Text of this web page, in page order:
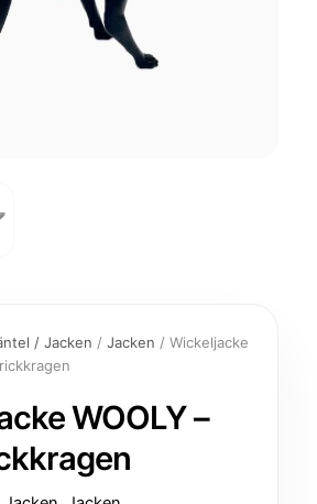
/ Jacken / Jacken / Wickeljacke
WOOLY –